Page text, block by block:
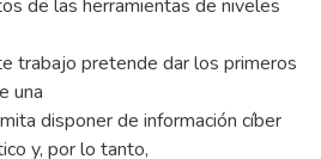
de las herramientas de niveles
trabajo pretende dar los primeros
una
disponer de información cíber
y, por lo tanto,